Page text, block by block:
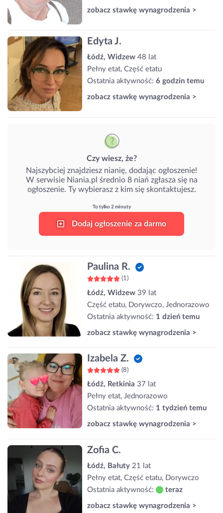
zobacz stawkę wynagrodzenia >
Edyta J.
Łódź, Widzew 48 lat
Pełny etat, Część etatu
Ostatnia aktywność: 6 godzin temu
zobacz stawkę wynagrodzenia >
Czy wiesz, że?
Najszybciej znajdziesz nianię, dodając ogłoszenie!
W serwisie Niania.pl średnio 8 niań zgłasza się na
ogłoszenie. Ty wybierasz z kim się skontaktujesz.
To tylko 2 minuty
Dodaj ogłoszenie za darmo
Paulina R.
(1)
Łódź, Widzew 39 lat
Część etatu, Dorywczo, Jednorazowo
Ostatnia aktywność: 1 dzień temu
zobacz stawkę wynagrodzenia >
Izabela Z.
(8)
Łódź, Retkinia 37 lat
Pełny etat, Jednorazowo
Ostatnia aktywność: 1 tydzień temu
zobacz stawkę wynagrodzenia >
Zofia C.
Łódź, Bałuty 21 lat
Pełny etat, Część etatu, Dorywczo
Ostatnia aktywność:
teraz
zobacz stawkę wynagrodzenia >